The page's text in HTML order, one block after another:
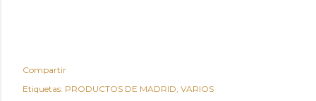
Compartir
Etiquetas: PRODUCTOS DE MADRID VARIOS